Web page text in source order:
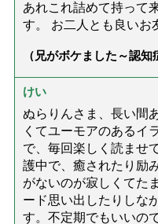
あれこれ詰めて持って
す。 お二人とも良いお
（兄がボケました～認知
達』が届きました」）
けい
ぬらりんさま、長い間
くてユーモアのあるイ
で、毎回楽しく読ませ
護中で、癒されたり励
がないのが寂しくてた
ード思い出したりしな
す。不定期でもいいの